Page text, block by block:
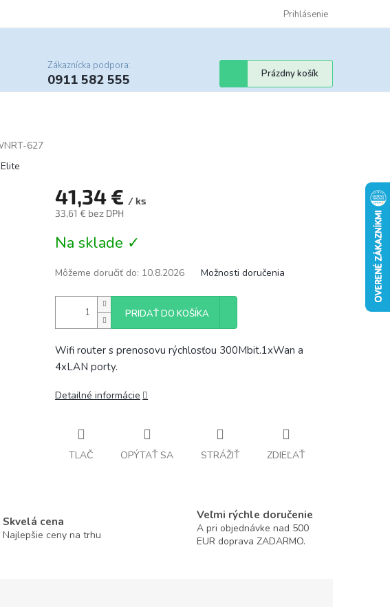
Obchodné podmienky
Prihlásenie
Zákaznícka podpora:
0911 582 555
Nákupný
košík
Prázdny košík
627
41,34 € / ks
33,61 € bez DPH
cena:
Na sklade ✓
Môžeme doručiť do: 10.8.2026 Možnosti doručenia
PRIDAŤ DO KOŠÍKA
Wifi router s prenosovu rýchlosťou 300Mbit.1xWan a
4xLAN porty.
Detailné informácie
TLAČ OPÝTAŤ SA STRÁŽIŤ ZDIEĽAŤ
Skvelá cena
Najlepšie ceny na trhu
Veľmi rýchle doručenie
A pri objednávke nad 500
EUR doprava ZADARMO.